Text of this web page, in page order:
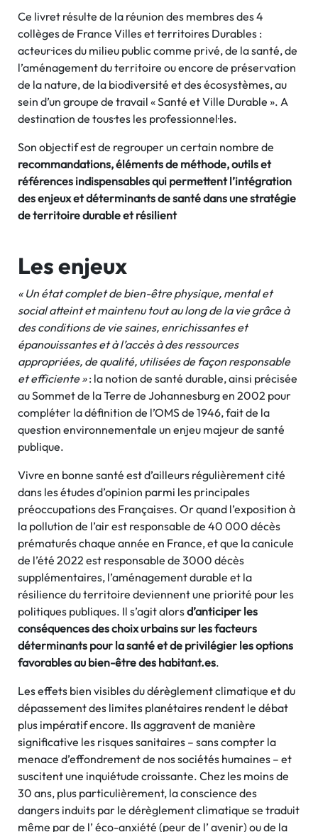
Ce livret résulte de la réunion des membres des 4
collèges de France Villes et territoires Durables :
acteur·ices du milieu public comme privé, de la santé, de
l’aménagement du territoire ou encore de préservation
de la nature, de la biodiversité et des écosystèmes, au
sein d’un groupe de travail « Santé et Ville Durable ». A
destination de tous·tes les professionnel·les.
Son objectif est de regrouper un certain nombre de
recommandations, éléments de méthode, outils et
références indispensables qui permettent l’intégration
des enjeux et déterminants de santé dans une stratégie
de territoire durable et résilient
Les enjeux
« Un état complet de bien-être physique, mental et
social atteint et maintenu tout au long de la vie grâce à
des conditions de vie saines, enrichissantes et
épanouissantes et à l’accès à des ressources
appropriées, de qualité, utilisées de façon responsable
et efficiente »: la notion de santé durable, ainsi précisée
au Sommet de la Terre de Johannesburg en 2002 pour
compléter la définition de l’OMS de 1946, fait de la
question environnementale un enjeu majeur de santé
publique.
Vivre en bonne santé est d’ailleurs régulièrement cité
dans les études d’opinion parmi les principales
préoccupations des Français·es. Or quand l’exposition à
la pollution de l’air est responsable de 40 000 décès
prématurés chaque année en France, et que la canicule
de l’été 2022 est responsable de 3000 décès
supplémentaires, l’aménagement durable et la
résilience du territoire deviennent une priorité pour les
politiques publiques. Il s’agit alorsd’anticiper les
conséquences des choix urbains sur les facteurs
déterminants pour la santé et de privilégier les options
favorables au bien-être des habitant.es.
Les effets bien visibles du dérèglement climatique et du
dépassement des limites planétaires rendent le débat
plus impératif encore. Ils aggravent de manière
significative les risques sanitaires – sans compter la
menace d’effondrement de nos sociétés humaines – et
suscitent une inquiétude croissante. Chez les moins de
30 ans, plus particulièrement, la conscience des
dangers induits par le dérèglement climatique se traduit
même par de l’ éco-anxiété (peur de l’ avenir) ou de la